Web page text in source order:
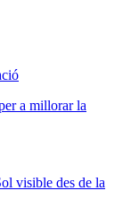
a millorar la
visible des de la